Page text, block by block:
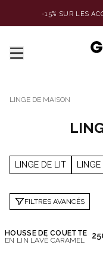
-15% SUR LES
LINGE DE MAISON
LINGE DE LIT
FILTRES AVANCÉS
HOUSSE DE COUETTE
EN LIN LAVÉ CARAMEL